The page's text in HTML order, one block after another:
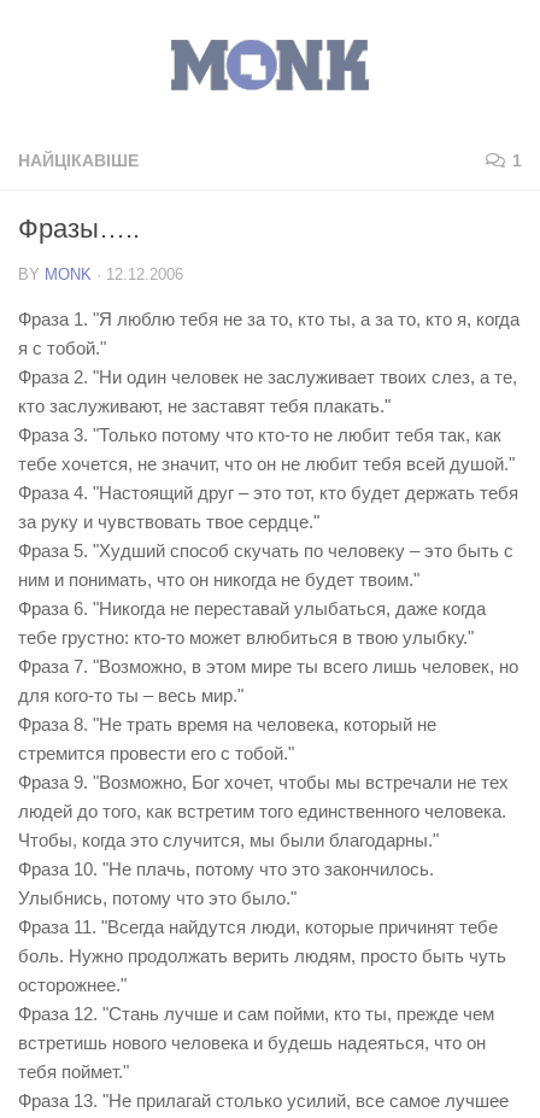
НАЙЦІКАВІШЕ 1
Фразы…..
BY MONK · 12.12.2006
Фраза 1. "Я люблю тебя не за то, кто ты, а за то, кто я, когда
я с тобой."
Фраза 2. "Ни один человек не заслуживает твоих слез, а те,
кто заслуживают, не заставят тебя плакать."
Фраза 3. "Только потому что кто-то не любит тебя так, как
тебе хочется, не значит, что он не любит тебя всей душой."
Фраза 4. "Настоящий друг – это тот, кто будет держать тебя
за руку и чувствовать твое сердце."
Фраза 5. "Худший способ скучать по человеку – это быть с
ним и понимать, что он никогда не будет твоим."
Фраза 6. "Никогда не переставай улыбаться, даже когда
тебе грустно: кто-то может влюбиться в твою улыбку."
Фраза 7. "Возможно, в этом мире ты всего лишь человек, но
для кого-то ты – весь мир."
Фраза 8. "Не трать время на человека, который не
стремится провести его с тобой."
Фраза 9. "Возможно, Бог хочет, чтобы мы встречали не тех
людей до того, как встретим того единственного человека.
Чтобы, когда это случится, мы были благодарны."
Фраза 10. "Не плачь, потому что это закончилось.
Улыбнись, потому что это было."
Фраза 11. "Всегда найдутся люди, которые причинят тебе
боль. Нужно продолжать верить людям, просто быть чуть
осторожнее."
Фраза 12. "Стань лучше и сам пойми, кто ты, прежде чем
встретишь нового человека и будешь надеяться, что он
тебя поймет."
Фраза 13. "Не прилагай столько усилий, все самое лучшее